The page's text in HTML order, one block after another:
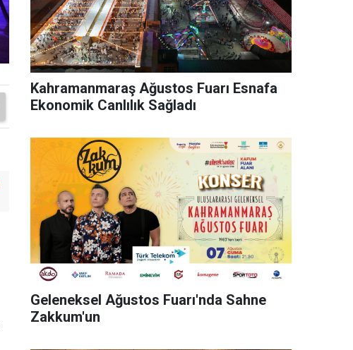
Kahramanmaraş Ağustos Fuarı Esnafa
Ekonomik Canlılık Sağladı
Geleneksel Ağustos Fuarı'nda Sahne
Zakkum'un